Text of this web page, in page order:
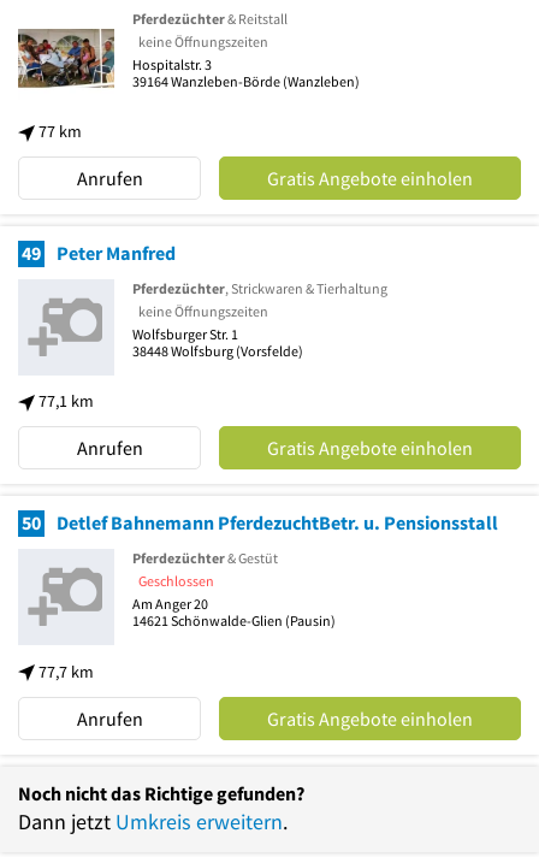
77 km
Pferdezüchter& Reitstall
keine Öffnungszeiten
Hospitalstr. 3
39164Wanzleben-Börde (Wanzleben)
Anrufen Gratis Angebote einholen
49 Peter Manfred
77,1 km
Pferdezüchter, Strickwaren & Tierhaltung
keine Öffnungszeiten
Wolfsburger Str. 1
38448Wolfsburg (Vorsfelde)
Anrufen Gratis Angebote einholen
50 Detlef Bahnemann PferdezuchtBetr. u. Pensionsstall
77,7 km
Pferdezüchter& Gestüt
Geschlossen
Am Anger 20
14621 Schönwalde-Glien (Pausin)
Anrufen Gratis Angebote einholen
Noch nicht das Richtige gefunden?
Dann jetzt Umkreis erweitern.